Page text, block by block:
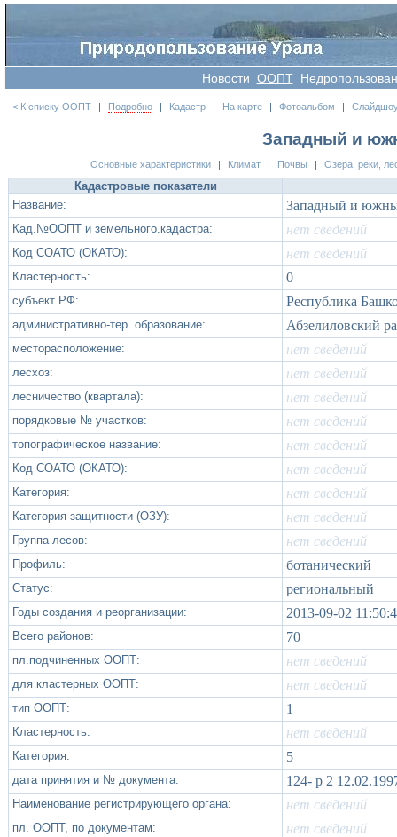
Новости OOПT
< К списку ООПТ | Подробно | Кадастр | На карте | Фотоальбом |
Западный и
Основные характеристики Климат Почвы Озера, реки,
Кадастровые показатели
Название:
Западный и
Кад.№ООПТ и земельного.кадастра: нет сведений
Код СОАТО (ОКАТО): нет сведений
Кластерность: 0
субъект РФ: Республика
административно-тер. образование: Абзелиловский
месторасположение: нет сведений
лесхоз: нет сведений
лесничество (квартала): нет сведений
порядковые № участков: нет сведений
топографическое название: нет сведений
Код СОАТО (ОКАТО): нет сведений
Категория: нет сведений
Категория защитности (ОЗУ): нет сведений
Группа лесов: нет сведений
Профиль: ботанический
Статус: региональный
Годы создания и реорганизации: 2013-09-02
Всего районов: 70
пл.подчиненных ООПТ: нет сведений
для кластерных ООПТ: нет сведений
тип ООПТ: 1
Кластерность: нет сведений
Категория: 5
дата принятия и № документа: 124- р 2
Наименование регистрирующего органа: нет сведений
пл. ООПТ, по документам: нет сведений